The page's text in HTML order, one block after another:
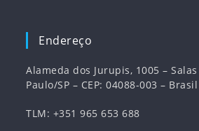
Endereço
Alameda dos Jurupis, 1005 –
Paulo/SP – CEP: 04088-003 – Brasil
TLM: +351 965 653 688